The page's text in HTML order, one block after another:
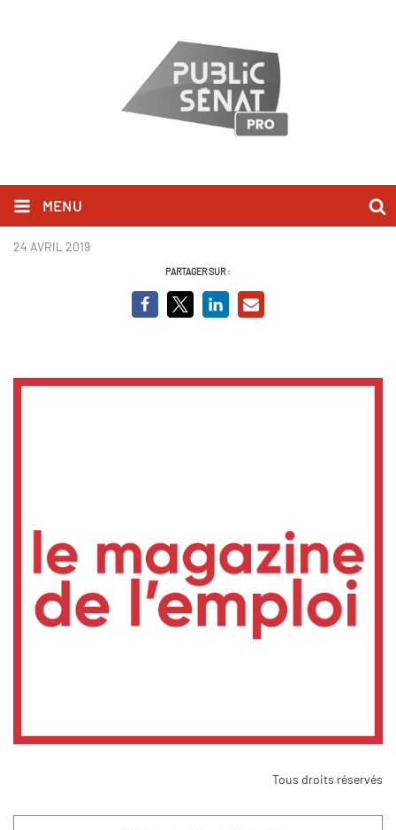
MENU
Le magazine de l'emploi
24 AVRIL 2019
PARTAGER SUR :
Tous droits réservés